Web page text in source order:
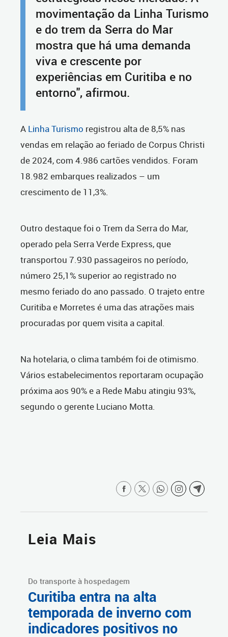
movimentação da Linha Turismo
e do trem da Serra do Mar
mostra que há uma demanda
viva e crescente por
experiências em Curitiba e no
entorno", afirmou.
A Linha Turismo registrou alta de 8,5% nas
vendas em relação ao feriado de Corpus Christi
de 2024, com 4.986 cartões vendidos. Foram
18.982 embarques realizados – um
crescimento de 11,3%.
Outro destaque foi o Trem da Serra do Mar,
operado pela Serra Verde Express, que
transportou 7.930 passageiros no período,
número 25,1% superior ao registrado no
mesmo feriado do ano passado. O trajeto entre
Curitiba e Morretes é uma das atrações mais
procuradas por quem visita a capital.
Na hotelaria, o clima também foi de otimismo.
Vários estabelecimentos reportaram ocupação
próxima aos 90% e a Rede Mabu atingiu 93%,
segundo o gerente Luciano Motta.
Leia Mais
Do transporte à hospedagem
Curitiba entra na alta
temporada de inverno com
indicadores positivos no